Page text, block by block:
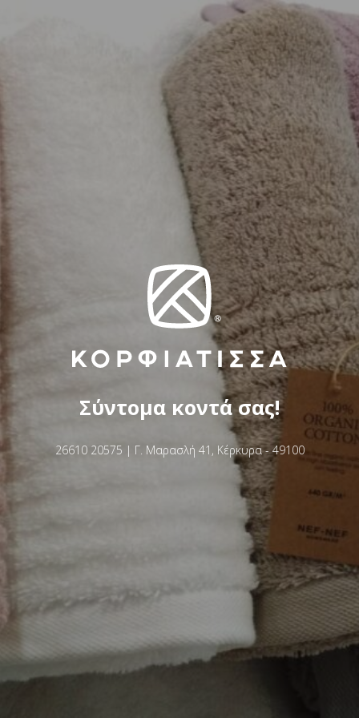
Σύντομα κοντά σας!
26610 20575 | Γ. Μαρασλή 41, Κέρκυρα - 49100